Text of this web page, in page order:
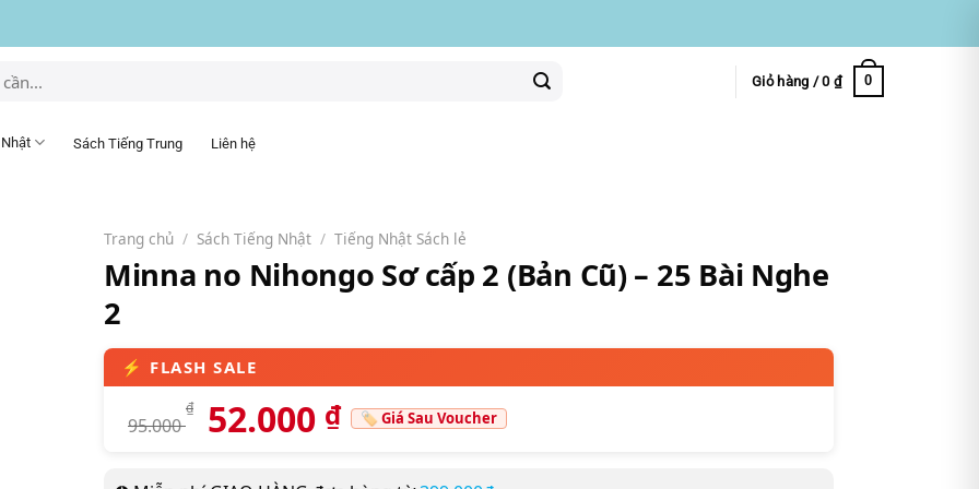
Giỏ hàng /0 ₫ 0
Sách Tiếng Trung Liên hệ
Trang chủ / Sách Tiếng Nhật / Tiếng Nhật Sách lẻ
Minna no Nihongo Sơ cấp 2 (Bản Cũ) – 25 Bài Nghe
2
95.000
₫ 52.000 ₫